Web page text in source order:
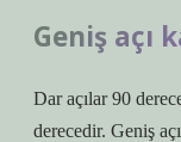
Geniş açı
Dar açılar 90
derecedir. Geniş